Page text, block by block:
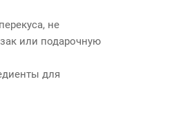
не
или подарочную
для